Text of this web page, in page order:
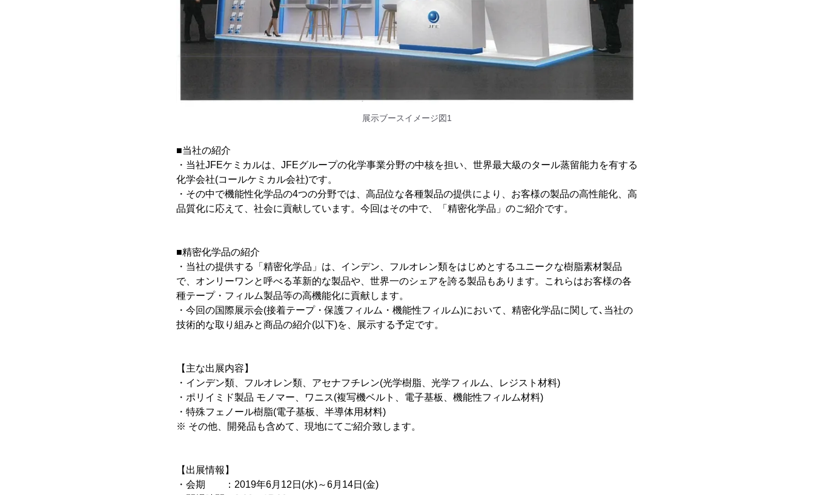
展示ブースイメージ図1
■当社の紹介
・当社JFEケミカルは、JFEグループの化学事業分野の中核を担い、世界最大級のタール蒸留能力を有する
化学会社(コールケミカル会社)です。
・その中で機能性化学品の4つの分野では、高品位な各種製品の提供により、お客様の製品の高性能化、高
品質化に応えて、社会に貢献しています。今回はその中で、「精密化学品」のご紹介です。
■精密化学品の紹介
・当社の提供する「精密化学品」は、インデン、フルオレン類をはじめとするユニークな樹脂素材製品
で、オンリーワンと呼べる革新的な製品や、世界一のシェアを誇る製品もあります。これらはお客様の各
種テープ・フィルム製品等の高機能化に貢献します。
・今回の国際展示会(接着テープ・保護フィルム・機能性フィルム)において、精密化学品に関して､当社の
技術的な取り組みと商品の紹介(以下)を、展示する予定です。
【主な出展内容】
・インデン類、フルオレン類、アセナフチレン(光学樹脂、光学フィルム、レジスト材料)
・ポリイミド製品 モノマー、ワニス(複写機ベルト、電子基板、機能性フィルム材料)
・特殊フェノール樹脂(電子基板、半導体用材料)
※ その他、開発品も含めて、現地にてご紹介致します。
【出展情報】
・会期 ：2019年6月12日(水)～6月14日(金)